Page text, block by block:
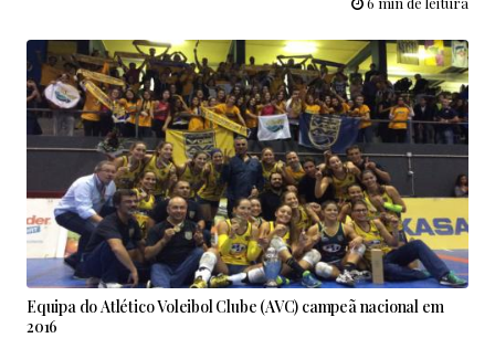
Equipa do Atlético Voleibol Clube (AVC) campeã nacional em
2016